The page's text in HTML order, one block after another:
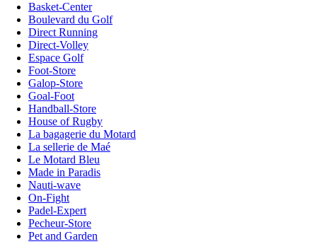
Basket-Center
Boulevard du Golf
Direct Running
Direct-Volley
Espace Golf
Foot-Store
Galop-Store
Goal-Foot
Handball-Store
House of Rugby
La bagagerie du Motard
La sellerie de Maé
Le Motard Bleu
Made in Paradis
Nauti-wave
On-Fight
Padel-Expert
Pecheur-Store
Pet and Garden